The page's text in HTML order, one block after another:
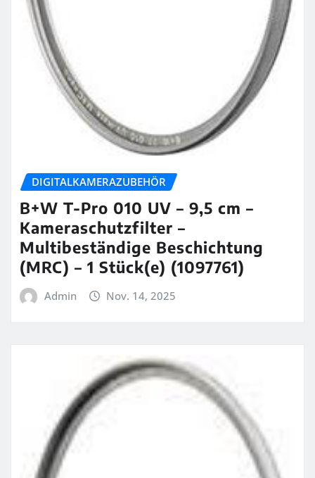
DIGITALKAMERAZUBEHÖR
B+W T-Pro 010 UV – 9,5 cm –
Kameraschutzfilter –
Multibeständige Beschichtung
(MRC) – 1 Stück(e) (1097761)
Admin Nov. 14, 2025